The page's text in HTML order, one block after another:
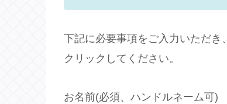
下記に必要事項をご入力いただき、
クリックしてください。
お名前(必須、ハンドルネーム可)